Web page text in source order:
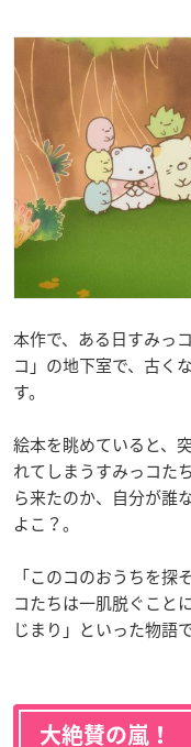
本作で、ある日すみっ
コ」の地下室で、古く
す。
絵本を眺めていると、
れてしまうすみっコた
ら来たのか、自分が誰
よこ？。
「このコのおうちを
コたちは一肌脱ぐこと
じまり」といった物語で
大絶賛の嵐！